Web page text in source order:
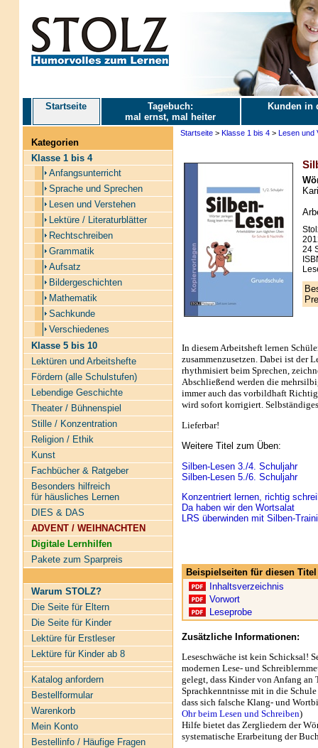
Startseite
Tagebuch:
mal ernst, mal heiter
Kunden in
Kategorien
Klasse 1 bis 4
Anfangsunterricht
Sprache und Sprechen
Lesen und Verstehen
Lektüre / Literaturblätter
Rechtschreiben
Grammatik
Aufsatz
Bildergeschichten
Mathematik
Sachkunde
Verschiedenes
Klasse 5 bis 10
Lektüren und Arbeitshefte
Fördern (alle Schulstufen)
Lebendige Geschichte
Theater / Bühnenspiel
Stille / Konzentration
Religion / Ethik
Kunst
Fachbücher & Ratgeber
Besonders hilfreich
für häusliches Lernen
DIES & DAS
ADVENT / WEIHNACHTEN
Digitale Lernhilfen
Pakete zum Sparpreis
Warum STOLZ?
Die Seite für Eltern
Die Seite für Kinder
Lektüre für Erstleser
Lektüre für Kinder ab 8
Katalog anfordern
Bestellformular
Warenkorb
Mein Konto
Bestellinfo / Häufige Fragen
Startseite> Klasse 1 bis 4> Lesen und
24
In diesem Arbeitsheft lernen
zusammenzusetzen. Dabei ist der
rhythmisiert beim Sprechen,
Abschließend werden die
immer auch das vorbildhaft
wird sofort korrigiert.
Lieferbar!
Weitere Titel zum Üben:
Silben-Lesen 3./4. Schuljahr
Silben-Lesen 5./6. Schuljahr
Konzentriert lernen, richtig
Da haben wir den Wortsalat
LRS überwinden mit Silben-
Beispielseiten für diesen
Inhaltsverzeichnis
Vorwort
Leseprobe
Zusätzliche Informationen:
Leseschwäche ist kein Schicksal!
modernen Lese- und
gelegt, dass Kinder von Anfang an
Sprachkenntnisse mit in die
dass sich falsche Klang- und
Ohr beim Lesen und Schreiben)
Hilfe bietet das Zergliedern der
systematische Erarbeitung der